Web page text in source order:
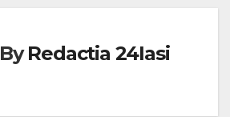
ByRedactia 24Iasi